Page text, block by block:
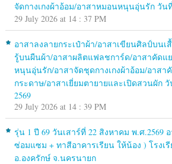
จัดกางเกงผ้าอ้อม/อาสาหมอนหนุนอุ่นรัก วันที่
29 July 2026 at 14 : 37 PM
อาสาลงลายกระเป๋าผ้า/อาสาเขียนศิลป์บนเ
รู้บนผืนผ้า/อาสาผลิตแฟลชการ์ด/อาสาคัดแ
หนุนอุ่นรัก/อาสาจัดชุดกางเกงผ้าอ้อม/อาสา
กระดาษ/อาสาเยี่ยมตายายและเปิดสวนผัก วั
2569
29 July 2026 at 14 : 39 PM
รุ่น 1 ปี 69 วันเสาร์ที่ 22 สิงหาคม พ.ศ.2569
ซ่อมแซม + ทาสีอาคารเรียน ให้น้อง ) โรงเ
อ.องครักษ์ จ.นครนายก